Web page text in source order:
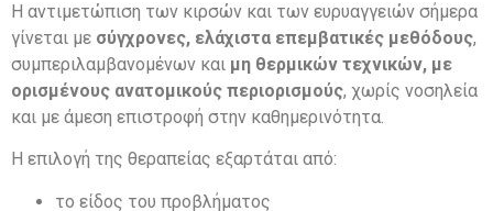
Η αντιμετώπιση των κιρσών και των ευρυαγγειών σήμερα
γίνεται με σύγχρονες, ελάχιστα επεμβατικές μεθόδους,
συμπεριλαμβανομένων και μη θερμικών τεχνικών, με
ορισμένους ανατομικούς περιορισμούς, χωρίς νοσηλεία
και με άμεση επιστροφή στην καθημερινότητα.
Η επιλογή της θεραπείας εξαρτάται από:
το είδος του προβλήματος